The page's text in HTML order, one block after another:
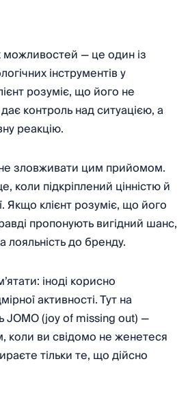
— це один із
інструментів у
розуміє, що його не
контроль над ситуацією, а
реакцію.
зловживати цим прийомом.
коли підкріплений цінністю й
Якщо клієнт розуміє, що його
пропонують вигідний шанс,
лояльність до бренду.
іноді корисно
активності. Тут на
JOMO (joy of missing out) —
ви свідомо не женетеся
тільки те, що дійсно